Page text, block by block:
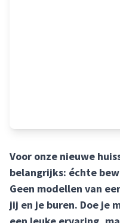
Voor onze nieuwe
belangrijks: échte
Geen modellen van
jij en je buren. Doe je